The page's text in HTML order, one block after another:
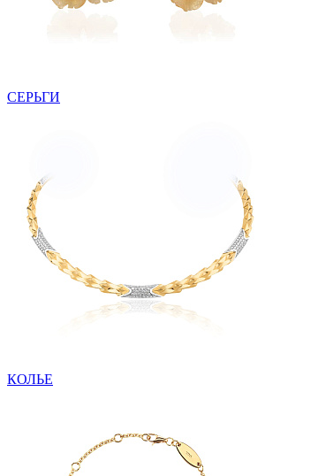
СЕРЬГИ
КОЛЬЕ